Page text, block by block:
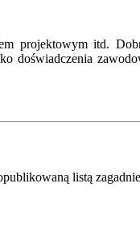
projektowym itd.
doświadczenia
listą